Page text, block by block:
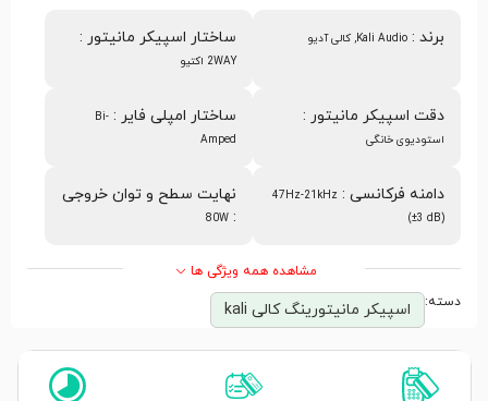
برند : Kali Audio, کالی آدیو ساختار اسپیکر مانیتور :
2WAY اکتیو
دقت اسپیکر مانیتور :
استودیوی خانگی
ساختار امپلی فایر :
Bi-
Amped
دامنه فرکانسی :
47Hz-21kHz
(±3 dB)
نهایت سطح و توان خروجی
:
80W
مشاهده همه ویژگی ها
دسته: اسپیکر مانیتورینگ کالی kali